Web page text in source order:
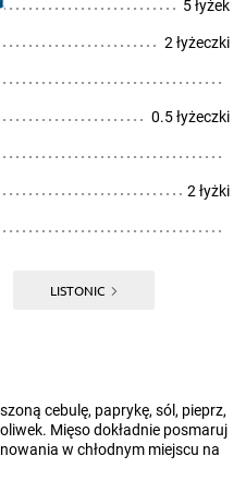
5 łyżek
2 łyżeczki
0.5 łyżeczki
2 łyżki
LISTONIC
cebulę, paprykę, sól, pieprz,
Mięso dokładnie posmaruj
w chłodnym miejscu na